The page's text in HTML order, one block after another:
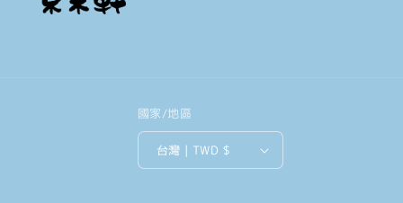
國家/地區
台灣 | TWD $